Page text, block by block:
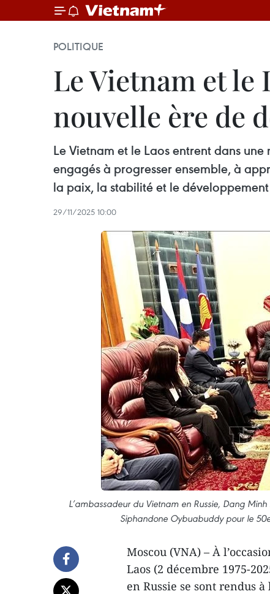
POLITIQUE
Le Vietnam et le
nouvelle ère de
Le Vietnam et le Laos entrent dans
engagés à progresser ensemble, à
la paix, la stabilité et le
29/11/2025 10:00
L’ambassadeur du Vietnam en Russie, Dang
Siphandone Oybuabuddy pour le
Moscou (VNA) – À
Laos (2 décembre 1975-
en Russie se sont rendus